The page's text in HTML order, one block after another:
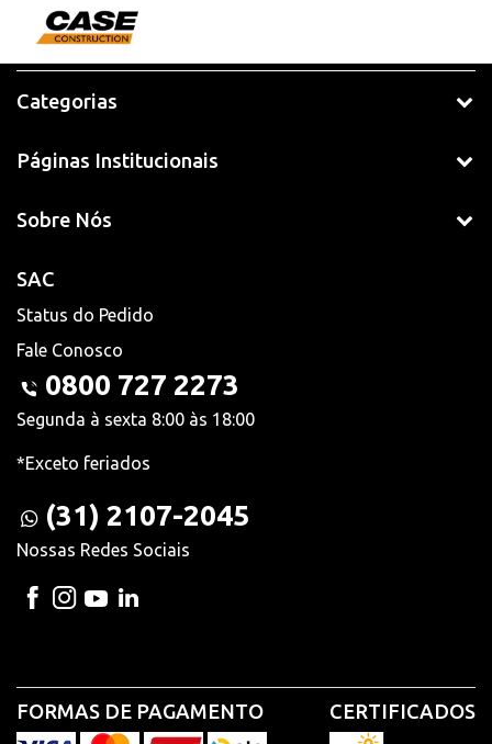
Categorias
Páginas Institucionais
Sobre Nós
SAC
Status do Pedido
Fale Conosco
0800 727 2273
Segunda à sexta 8:00 às 18:00
*Exceto feriados
(31) 2107-2045
Nossas Redes Sociais
FORMAS DE PAGAMENTO CERTIFICADOS